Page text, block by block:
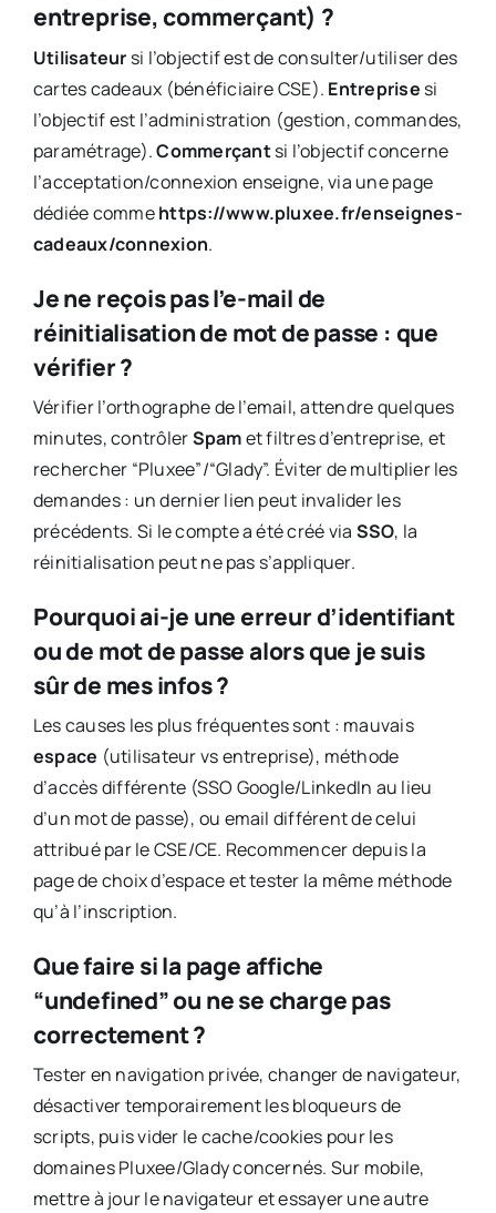
entreprise, commerçant) ?
Utilisateur si l’objectif est de consulter/utiliser des
cartes cadeaux (bénéficiaire CSE). Entreprise si
l’objectif est l’administration (gestion, commandes,
paramétrage).Commerçantsi l’objectif concerne
l’acceptation/connexion enseigne, via une page
dédiée commehttps://www.pluxee.fr/enseignes-
cadeaux/connexion.
Je ne reçois pas l’e-mail de
réinitialisation de mot de passe : que
vérifier ?
Vérifier l’orthographe de l’email, attendre quelques
minutes, contrôlerSpamet filtres d’entreprise, et
rechercher “Pluxee”/“Glady”. Éviter de multiplier les
demandes : un dernier lien peut invalider les
précédents. Si le compte a été créé via SSO, la
réinitialisation peut ne pas s’appliquer.
Pourquoi ai-je une erreur d’identifiant
ou de mot de passe alors que je suis
sûr de mes infos ?
Les causes les plus fréquentes sont : mauvais
espace (utilisateur vs entreprise), méthode
d’accès différente (SSO Google/LinkedIn au lieu
d’un mot de passe), ou email différent de celui
attribué par le CSE/CE. Recommencer depuis la
page de choix d’espace et tester la même méthode
qu’à l’inscription.
Que faire si la page affiche
“undefined” ou ne se charge pas
correctement ?
Tester en navigation privée, changer de navigateur,
désactiver temporairement les bloqueurs de
scripts, puis vider le cache/cookies pour les
domaines Pluxee/Glady concernés. Sur mobile,
mettre à jour le navigateur et essayer une autre